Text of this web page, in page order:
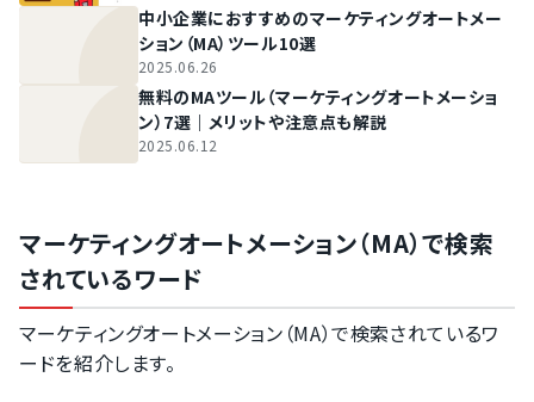
中小企業におすすめのマーケティングオートメー
ション（MA）ツール10選
2025.06.26
無料のMAツール（マーケティングオートメーショ
ン）7選｜メリットや注意点も解説
2025.06.12
マーケティングオートメーション（MA）で検索
されているワード
マーケティングオートメーション（MA）で検索されているワ
ードを紹介します。